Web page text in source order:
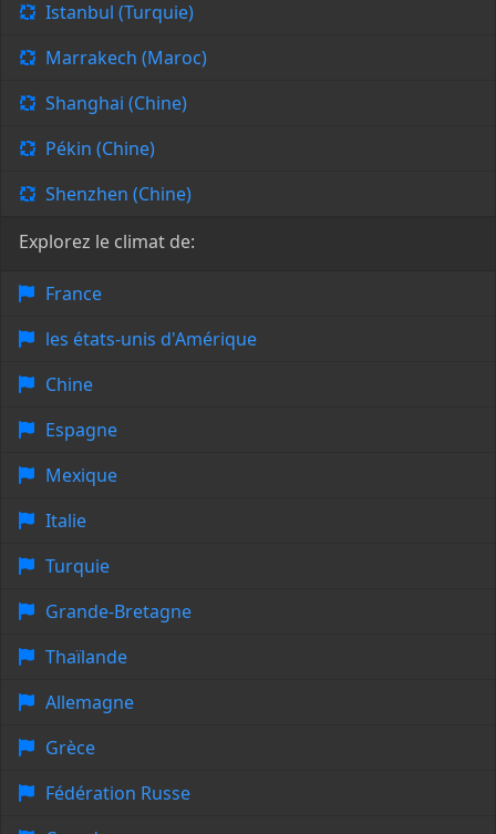
Istanbul (Turquie)
Marrakech (Maroc)
Shanghai (Chine)
Pékin (Chine)
Shenzhen (Chine)
Explorez le climat de:
France
les états-unis d'Amérique
Chine
Espagne
Mexique
Italie
Turquie
Grande-Bretagne
Thaïlande
Allemagne
Grèce
Fédération Russe